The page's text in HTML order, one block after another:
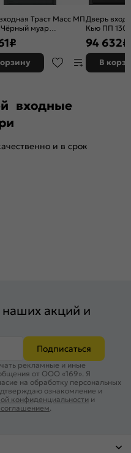
Траст Масс МП
Чёрный муар
Графит софт, с
2 замка, с ночной
₽
Дверь
Кью ПП 130
Чёрный
серый, 2
94 632₽
В
входные
и в срок
наших акций и
Подписаться
рекламные и иные
от ООО «169». Я
на обработку персональных
ознакомление и
конфиденциальности и